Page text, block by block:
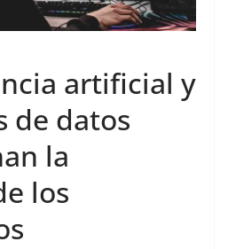
artificial y
de datos
la
los